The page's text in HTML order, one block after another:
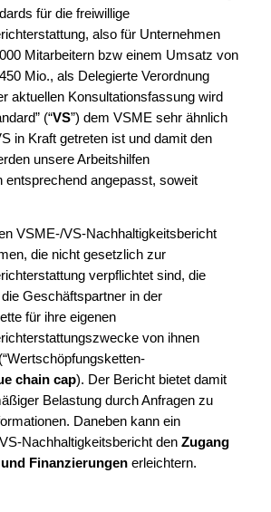
für die freiwillige
also für Unternehmen
Mitarbeitern bzw einem Umsatz von
Mio., als Delegierte Verordnung
aktuellen Konsultationsfassung wird
(“VS”) dem VSME sehr ähnlich
in Kraft getreten ist und damit den
unsere Arbeitshilfen
entsprechend angepasst, soweit
VSME-/VS-Nachhaltigkeitsbericht
die nicht gesetzlich zur
verpflichtet sind, die
Geschäftspartner in der
für ihre eigenen
von ihnen
chain cap). Der Bericht bietet damit
Belastung durch Anfragen zu
Daneben kann ein
Nachhaltigkeitsbericht den Zugang
Finanzierungenerleichtern.